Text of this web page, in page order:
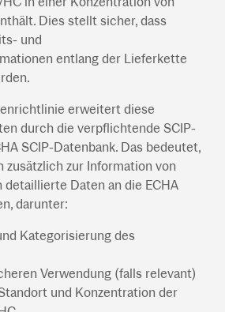
Dies stellt sicher, dass
und
entlang der Lieferkette
erweitert diese
durch die verpflichtende SCIP-
SCIP-Datenbank. Das bedeutet,
zusätzlich zur Information von
Daten an die ECHA
darunter:
Kategorisierung des
Verwendung (falls relevant)
und Konzentration der